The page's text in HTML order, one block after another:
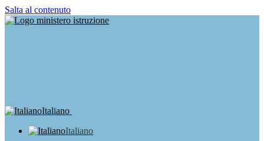
Salta al contenuto
Italiano
Italiano